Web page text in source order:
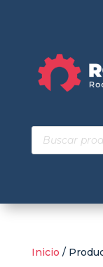
Búsqueda
productos
Inicio /